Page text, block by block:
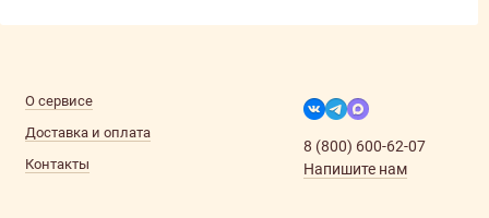
О сервисе
Доставка и оплата
Контакты
8 (800) 600-62-07
Напишите нам